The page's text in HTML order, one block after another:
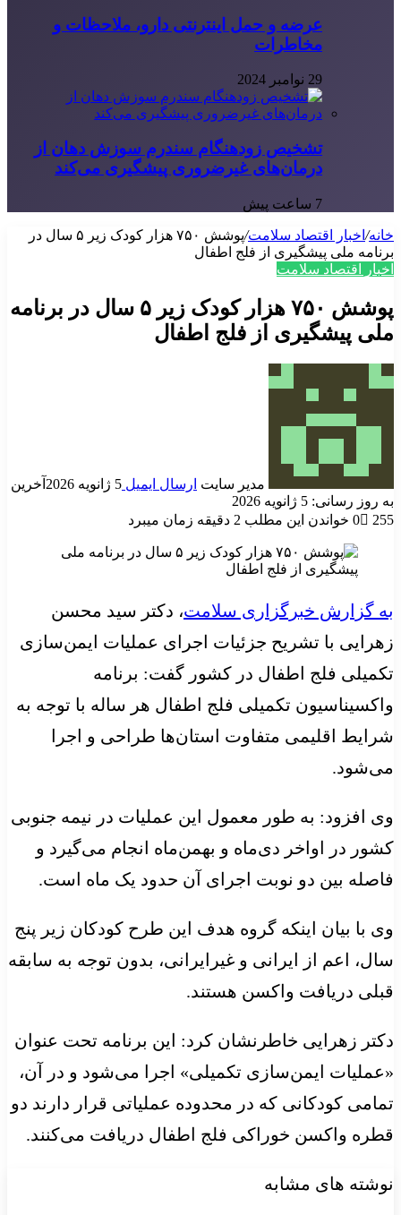
عرضه و حمل اینترنتی دارو، ملاحظات و
مخاطرات
29 نوامبر 2024
تشخیص زودهنگام سندرم سوزش دهان از
درمان‌های غیرضروری پیشگیری می‌کند
7 ساعت پیش
خانه/ اخبار اقتصاد سلامت/
پوشش ۷۵۰ هزار کودک زیر ۵ سال در
برنامه ملی پیشگیری از فلج اطفال
اخبار اقتصاد سلامت
پوشش ۷۵۰ هزار کودک زیر ۵ سال در برنامه
ملی پیشگیری از فلج اطفال
مدیر سایت ارسال ایمیل 5 ژانویه 2026
آخرین
به روز رسانی: 5 ژانویه 2026
0
255 خواندن این مطلب 2 دقیقه زمان میبرد
به گزارش خبرگزاری سلامت، دکتر سید محسن
زهرایی با تشریح جزئیات اجرای عملیات ایمن‌سازی
تکمیلی فلج اطفال در کشور گفت: برنامه
واکسیناسیون تکمیلی فلج اطفال هر ساله با توجه به
شرایط اقلیمی متفاوت استان‌ها طراحی و اجرا
می‌شود.
وی افزود: به طور معمول این عملیات در نیمه جنوبی
کشور در اواخر دی‌ماه و بهمن‌ماه انجام می‌گیرد و
فاصله بین دو نوبت اجرای آن حدود یک ماه است.
وی با بیان اینکه گروه هدف این طرح کودکان زیر پنج
سال، اعم از ایرانی و غیرایرانی، بدون توجه به سابقه
قبلی دریافت واکسن هستند.
دکتر زهرایی خاطرنشان کرد: این برنامه تحت عنوان
«عملیات ایمن‌سازی تکمیلی» اجرا می‌شود و در آن،
تمامی کودکانی که در محدوده عملیاتی قرار دارند دو
قطره واکسن خوراکی فلج اطفال دریافت می‌کنند.
نوشته های مشابه